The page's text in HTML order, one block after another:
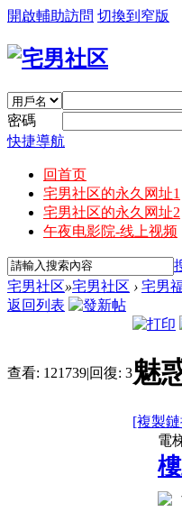
開啟輔助訪問 切換到窄版
密碼
快捷導航
回首页
宅男社区的永久网址1
宅男社区的永久网址2
午夜电影院-线上视频
宅男社区»宅男社区 › 宅男
返回列表
查看: 121739|回復: 3魅
[複製
電